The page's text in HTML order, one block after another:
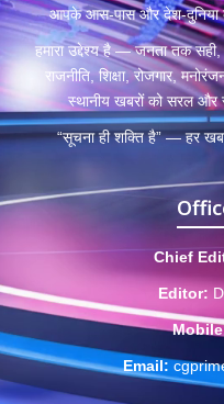
आपके आस-पास और देश-दुनिया
हमारा उद्देश्य है — जनता तक
राजनीति, शिक्षा, रोजगार,
स्थानीय खबरों को सरल और
“सूचना ही शक्ति है” — हर
Chief
Editor:
Email: